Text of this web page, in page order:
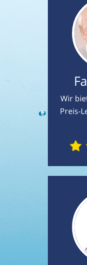
Wir
Preis-